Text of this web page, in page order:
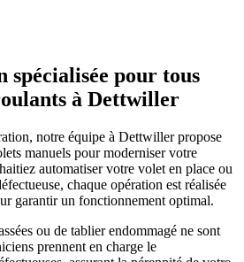
spécialisée pour tous
à Dettwiller
notre équipe à Dettwiller propose
manuels pour moderniser votre
automatiser votre volet en place ou
chaque opération est réalisée
garantir un fonctionnement optimal.
ou de tablier endommagé ne sont
prennent en charge le